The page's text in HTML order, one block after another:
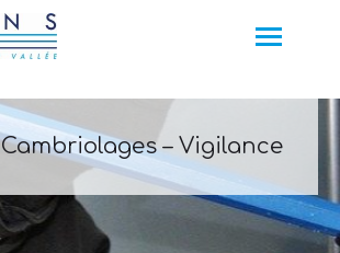
Cambriolages – Vigilance